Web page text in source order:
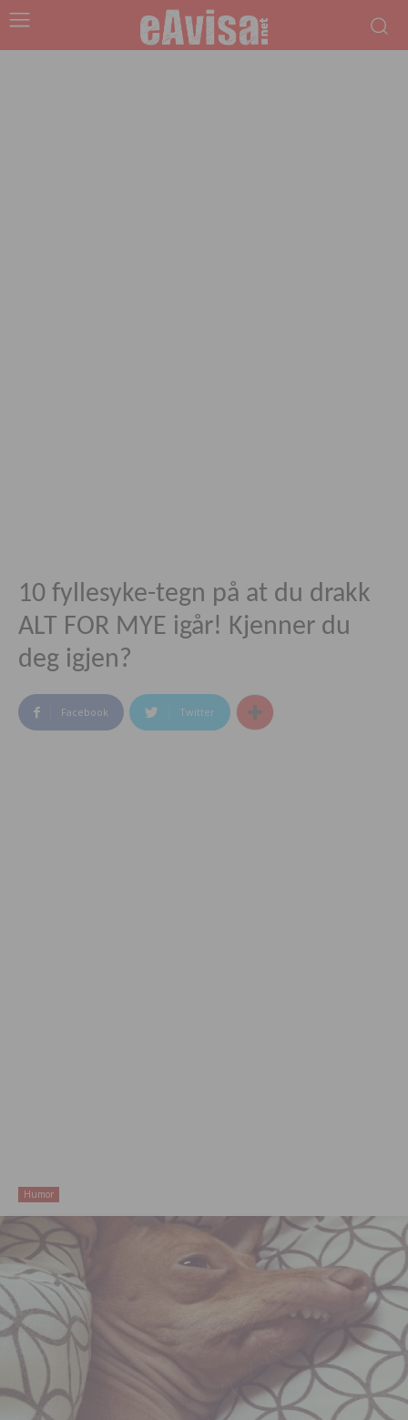
10 fyllesyke-tegn på at du drakk
ALT FOR MYE igår! Kjenner du
deg igjen?
Facebook Twitter
Humor